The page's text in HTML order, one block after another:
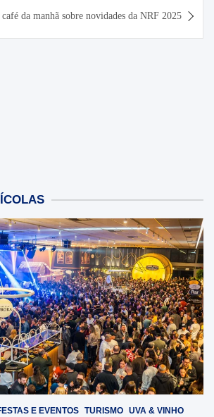
da manhã sobre novidades da NRF 2025
E EVENTOS TURISMO UVA & VINHO